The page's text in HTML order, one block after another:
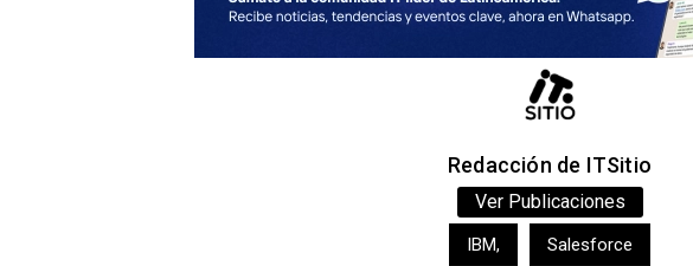
Redacción de ITSitio
Ver Publicaciones
IBM, Salesforce